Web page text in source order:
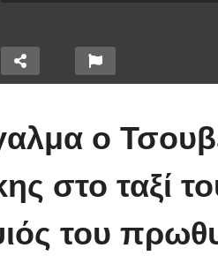
κλαρκ έχει
άτυχη
Ο
ο
στο ταξί
του